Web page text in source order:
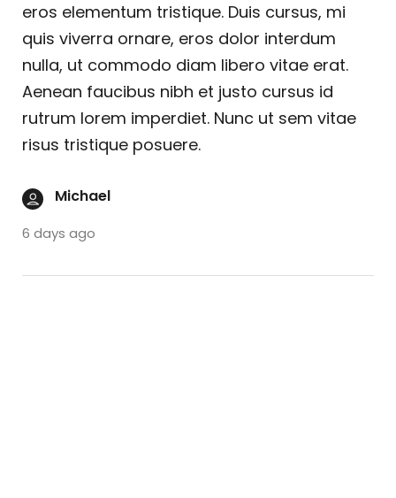
eros elementum tristique. Duis cursus, mi
quis viverra ornare, eros dolor interdum
nulla, ut commodo diam libero vitae erat.
Aenean faucibus nibh et justo cursus id
rutrum lorem imperdiet. Nunc ut sem vitae
risus tristique posuere.
Michael
6 days ago